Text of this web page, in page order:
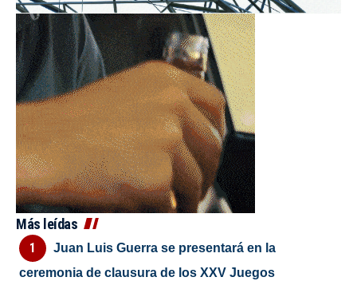
Más leídas
Juan Luis Guerra se presentará en la
ceremonia de clausura de los XXV Juegos